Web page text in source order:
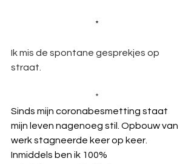
*
Ik mis de spontane gesprekjes op
straat.
*
Sinds mijn coronabesmetting staat
mijn leven nagenoeg stil. Opbouw van
werk stagneerde keer op keer.
Inmiddels ben ik 100%